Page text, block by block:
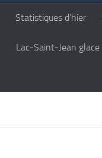
Statistiques d’hier
Lac-Saint-Jean glace